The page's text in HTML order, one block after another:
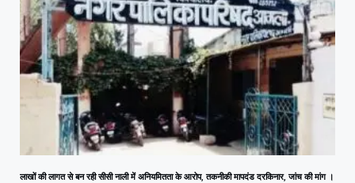
लाखों की लागत से बन रही सीसी नाली में अनियमितता के आरोप, तकनीकी मापदंड दरकिनार, जांच की मांग ।